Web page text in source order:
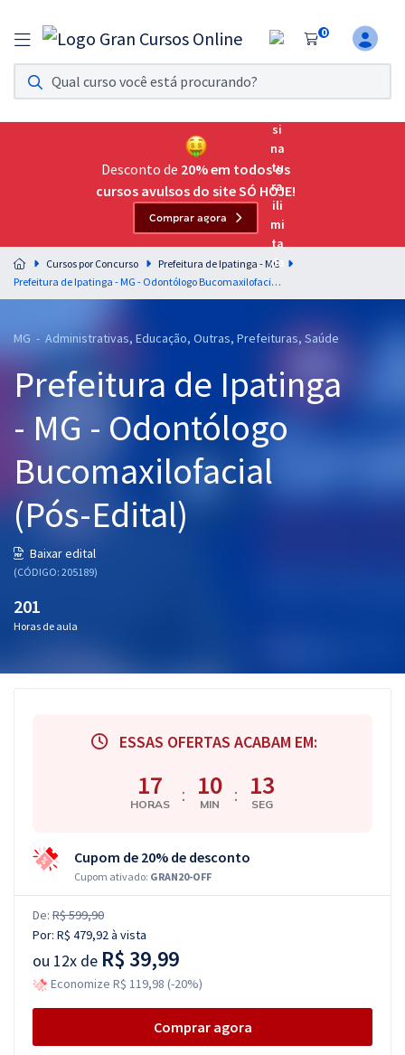
0
Assinatura Ilimitada 11
Acesso a todos os cursos. Teste grátis por 7 dias!
Assinatura OAB Até Passar
Acesso ilimitado a toda preparação para o Exame da
Residências Multiprofissionais
Preparação completa e intensiva para as principais
residências em saúde do Brasil
Cursos 20% OFF
Graduação
OAB
Conteúdo gratuito
Atendimento
Desconto de 20% em todos os
cursos avulsos do site SÓ HOJE!
Comprar agora
Cursos por Concurso
Prefeitura de Ipatinga - MG
Prefeitura de Ipatinga - MG - Odontólogo Bucomaxilofacial (Pós-Edital)
MG - Administrativas, Educação, Outras, Prefeituras, Saúde
Prefeitura de Ipatinga
- MG - Odontólogo
Bucomaxilofacial
(Pós-Edital)
Baixar edital
(CÓDIGO: 205189)
201
Horas de aula
ESSAS OFERTAS ACABAM EM:
17
HORAS : 10
MIN : 12
SEG
Cupom de 20% de desconto
Cupom ativado: GRAN20-OFF
De: R$ 599,90
Por: R$ 479,92à vista
ou 12x de R$ 39,99
Economize R$ 119,98 (-20%)
Comprar agora